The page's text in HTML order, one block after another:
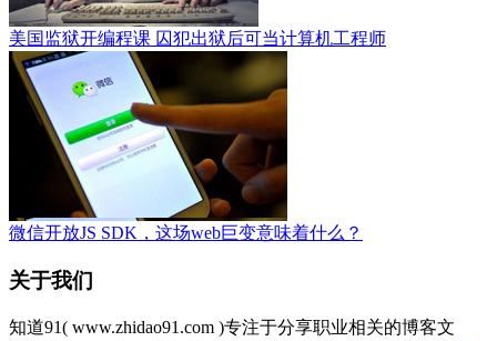
美国监狱开编程课 囚犯出狱后可当计算机工程师
微信开放JS SDK，这场web巨变意味着什么？
关于我们
知道91( www.zhidao91.com )专注于分享职业相关的博客文